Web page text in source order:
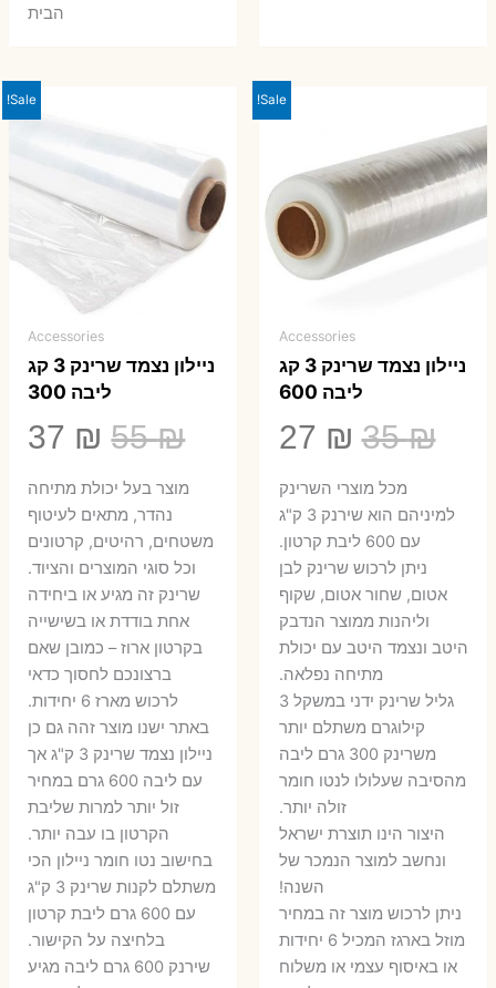
הבית
Sale!
Accessories
ניילון נצמד שרינק 3 קג
ליבה 600
35₪
המחיר
המקורי
היה:
35 ₪.
27 ₪
הנוכחי
הוא:
מכל מוצרי השרינק
למיניהם הוא שירנק 3 ק"ג
עם 600 ליבת קרטון.
ניתן לרכוש שרינק לבן
אטום, שחור אטום, שקוף
וליהנות ממוצר הנדבק
היטב ונצמד היטב עם יכולת
מתיחה נפלאה.
גליל שרינק ידני במשקל 3
קילוגרם משתלם יותר
משרינק 300 גרם ליבה
מהסיבה שעלולו לנטו חומר
זולה יותר.
היצור הינו תוצרת ישראל
ונחשב למוצר הנמכר של
השנה!
ניתן לרכוש מוצר זה במחיר
מוזל בארגז המכיל 6 יחידות
או באיסוף עצמי או משלוח
Sale!
Accessories
ניילון נצמד שרינק 3 קג
ליבה 300
55₪
המחיר
המקורי
היה:
55 ₪.
37 ₪
₪.
מוצר בעל יכולת מתיחה
נהדר, מתאים לעיטוף
משטחים, רהיטים, קרטונים
וכל סוגי המוצרים והציוד.
שרינק זה מגיע או ביחידה
אחת בודדת או בשישייה
בקרטון ארוז – כמובן שאם
ברצונכם לחסוך כדאי
לרכוש מארז 6 יחידות.
באתר ישנו מוצר זהה גם כן
ניילון נצמד שרינק 3 ק"ג אך
עם ליבה 600 גרם במחיר
זול יותר למרות שליבת
הקרטון בו עבה יותר.
בחישוב נטו חומר ניילון הכי
משתלם לקנות שרינק 3 ק"ג
עם 600 גרם ליבת קרטון
בלחיצה על הקישור.
שירנק 600 גרם ליבה מגיע